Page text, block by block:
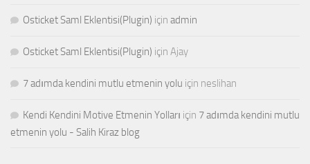
Osticket Saml Eklentisi(Plugin) için admin
Osticket Saml Eklentisi(Plugin) için Ajay
7 adımda kendini mutlu etmenin yolu için neslihan
Kendi Kendini Motive Etmenin Yolları için 7 adımda kendini mutlu
etmenin yolu - Salih Kiraz blog